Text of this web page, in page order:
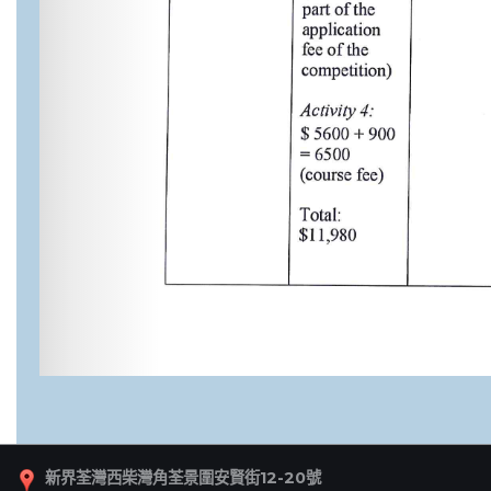
新界荃灣西柴灣角荃景圍安賢街12-20號